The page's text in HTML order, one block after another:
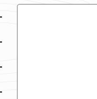
Message